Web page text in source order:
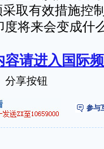
取有效措施控
将来会变成什
容请进入国际
分享按钮
参与